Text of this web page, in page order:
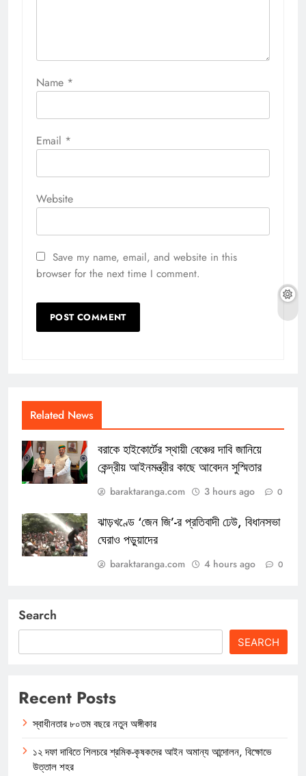
Name *
Email *
Website
Save my name, email, and website in this
browser for the next time I comment.
Related News
বরাকে হাইকোর্টের স্থায়ী বেঞ্চের দাবি জানিয়ে
কেন্দ্রীয় আইনমন্ত্রীর কাছে আবেদন সুস্মিতার
baraktaranga.com 3 hours ago 0
ঝাড়খণ্ডে ‘জেন জি’-র প্রতিবাদী ঢেউ, বিধানসভা
ঘেরাও পড়ুয়াদের
baraktaranga.com 4 hours ago 0
Search
SEARCH
Recent Posts
স্বাধীনতার ৮০তম বছরে নতুন অঙ্গীকার
১২ দফা দাবিতে শিলচরে শ্রমিক-কৃষকদের আইন অমান্য আন্দোলন, বিক্ষোভে
উত্তাল শহর